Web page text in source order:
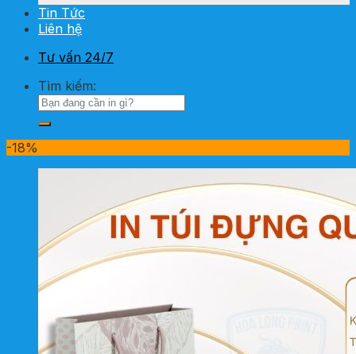
Tin Tức
Liên hệ
Tư vấn 24/7
Tìm kiếm:
-18%